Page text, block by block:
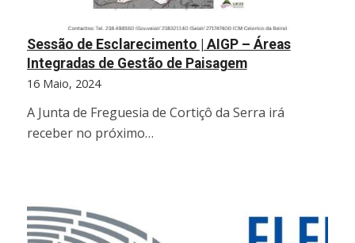
Sessão de Esclarecimento | AIGP – Áreas
Integradas de Gestão de Paisagem
16 Maio, 2024
A Junta de Freguesia de Cortiçô da Serra irá
receber no próximo…